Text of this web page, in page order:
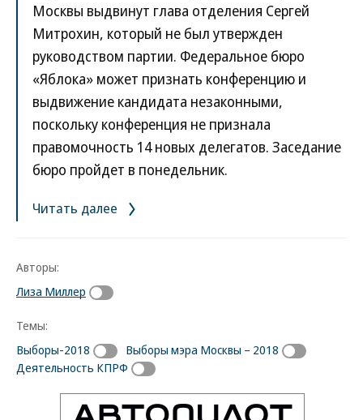
Москвы выдвинут глава отделения Сергей
Митрохин, который не был утвержден
руководством партии. Федеральное бюро
«Яблока» может признать конференцию и
выдвижение кандидата незаконными,
поскольку конференция не признала
правомочность 14 новых делегатов. Заседание
бюро пройдет в понедельник.
Читать далее
Авторы:
Лиза Миллер
Темы:
Выборы-2018
Выборы мэра Москвы – 2018
Деятельность КПРФ